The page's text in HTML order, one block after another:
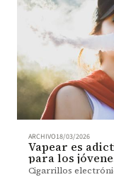
ARCHIVO18/03/2026
Vapear es
para los
Cigarrillos